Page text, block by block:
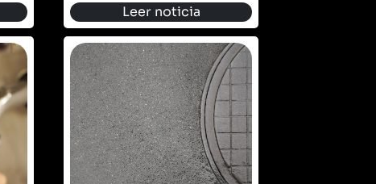
Leer noticia